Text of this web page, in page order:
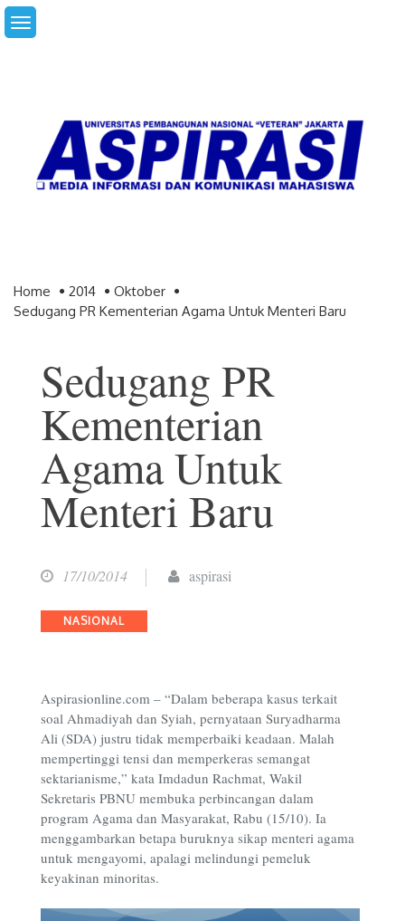
Skip
to
Home 2014
Oktober
Sedugang PR Kementerian Agama Untuk Menteri Baru
Sedugang PR
Kementerian
Agama Untuk
Menteri Baru
17/10/2014 aspirasi
Categories
NASIONAL
Aspirasionline.com – “Dalam beberapa kasus terkait
soal Ahmadiyah dan Syiah, pernyataan Suryadharma
Ali (SDA) justru tidak memperbaiki keadaan. Malah
mempertinggi tensi dan memperkeras semangat
sektarianisme,” kata Imdadun Rachmat, Wakil
Sekretaris PBNU membuka perbincangan dalam
program Agama dan Masyarakat, Rabu (15/10). Ia
menggambarkan betapa buruknya sikap menteri agama
untuk mengayomi, apalagi melindungi pemeluk
keyakinan minoritas.